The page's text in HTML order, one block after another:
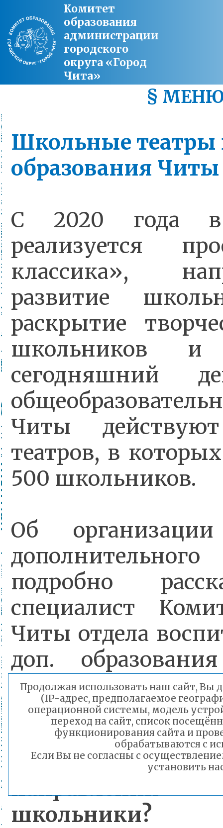
Комитет
образования
администрации
городского
округа «Город
Чита»
§
Школьные театры
образования
С 2020 года в
реализуется
классика»,
развитие
раскрытие
школьников и
сегодняшний
Читы
театров, в
500 школьников.
Об
подробно
специалист
Читы отдела
доп.
политики,
Михайловна.
Постановками
школьники?
Продолжая использовать наш сайт, Вы
(IP-адрес, предполагаемое
операционной системы, модель
переход на сайт, список
функционирования сайта и
обрабатываются с
Если Вы не согласны с
установить